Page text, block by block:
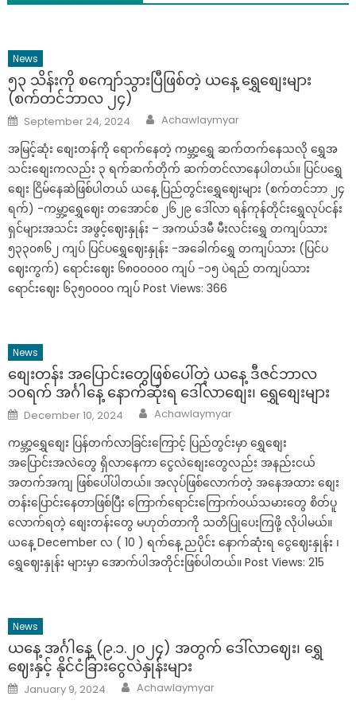
News
၅၃ သိန်းကို စကျော်သွားပြီဖြစ်တဲ့ ယနေ့ ရွှေစျေးများ
(စက်တင်ဘာလ ၂၄)
Posted
on
September 24, 2024 Author
Achawlaymyar
အမြင့်ဆုံး စျေးတန်ကို ရောက်နေတဲ့ ကမ္ဘာ့ရွှေ ဆက်တက်နေသလို ရွှေအ
သင်းစျေးကလည်း ၃ ရက်ဆက်တိုက် ဆက်တင်လာနေပါတယ်။ ပြင်ပရွှေ
စျေး ငြိမ်နေဆဲဖြစ်ပါတယ် ယနေ့ ပြည်တွင်းရွှေဈေးများ (စက်တင်ဘာ ၂၄
ရက်) -ကမ္ဘာ့ရွှေဈေး တအောင်စ ၂၆၂၉ ဒေါ်လာ ရန်ကုန်တိုင်းရွှေလုပ်ငန်း
ရှင်များအသင်း အဖွင့်ဈေးနှုန်း – အကယ်ဒမီ မီးလင်းရွှေ တကျပ်သား
၅၃၃၀၈၆၂ ကျပ် ပြင်ပရွှေဈေးနှုန်း -အခေါက်ရွှေ တကျပ်သား (ပြင်ပ
ဈေးကွက်) ရောင်းဈေး ၆၈၀၀၀၀၀ ကျပ် -၁၅ ပဲရည် တကျပ်သား
ရောင်းဈေး ၆၃၅၀၀၀၀ ကျပ် Post Views: 366
News
စျေးတန်း အပြောင်းတွေဖြစ်ပေါ်တဲ့ ယနေ့ ဒီဇင်ဘာလ
၁၀ရက် အင်္ဂါနေ့ နောက်ဆုံးရ ဒေါ်လာစျေး၊ ရွှေစျေးများ
Posted
on
December 10, 2024 Author
Achawlaymyar
ကမ္ဘာ့ရွှေစျေး ပြန်တက်လာခြင်းကြောင့် ပြည်တွင်းမှာ ရွှေစျေး
အပြောင်းအလဲတွေ ရှိလာနေကာ ငွေလဲစျေးတွေလည်း အနည်းငယ်
အတက်အကျ ဖြစ်ပေါ်ပါတယ်။ အလုပ်ဖြစ်လောက်တဲ့ အနေအထား စျေး
တန်းပြောင်းနေတာဖြစ်ပြီး ကြောက်ရောင်းကြောက်ဝယ်သမားတွေ စိတ်ပူ
လောက်ရတဲ့ စျေးတန်းတွေ မဟုတ်တာကို သတိပြုပေးကြဖို့ လိုပါမယ်။
ယနေ့ December လ ( 10 ) ရက်နေ့ ညပိုင်း နောက်ဆုံးရ ငွေဈေးနှုန်း ၊
ရွှေဈေးနှုန်း များမှာ အောက်ပါအတိုင်းဖြစ်ပါတယ်။ Post Views: 215
News
ယနေ့ အင်္ဂါနေ့ (၉.၁.၂၀၂၄) အတွက် ဒေါ်လာဈေး၊ ရွှေ
ဈေးနှင့် နိုင်ငံခြားငွေလဲနှုန်းများ
Posted
on
January 9, 2024 Author
Achawlaymyar